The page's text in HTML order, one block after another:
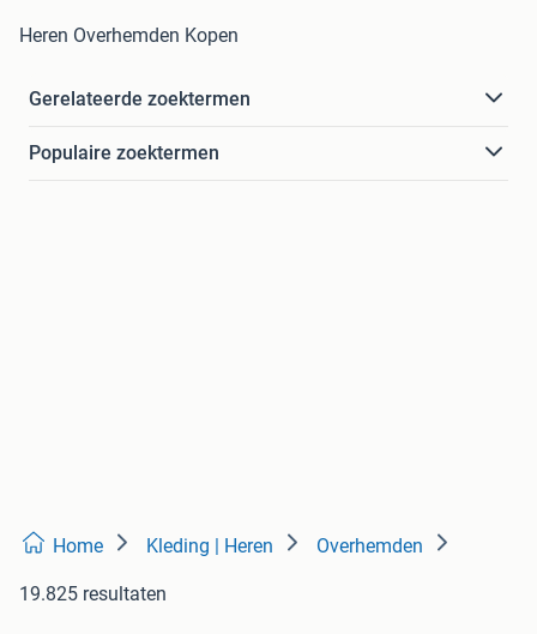
Heren Overhemden Kopen
Gerelateerde zoektermen
Populaire zoektermen
Home Kleding | Heren Overhemden
19.825 resultaten